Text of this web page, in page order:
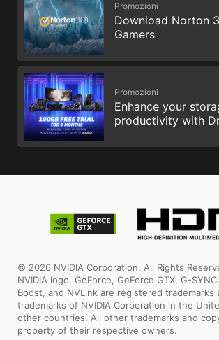
Promozioni
Download Norton
Gamers
Promozioni
Enhance your
productivity with
© 2026 NVIDIA Corporation. All Rights
NVIDIA logo, GeForce, GeForce GTX, G-
Boost, and NVLink are registered trademarks
trademarks of NVIDIA Corporation in the
other countries. All other trademarks and
property of their respective owners.